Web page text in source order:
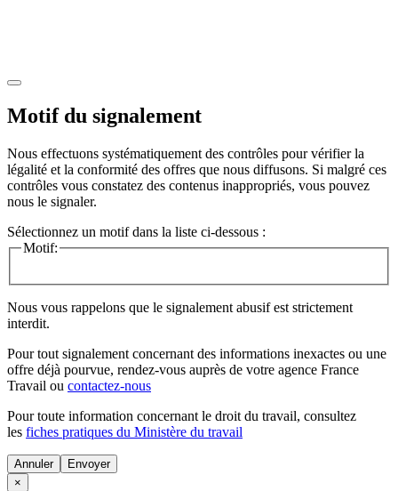
Motif du signalement
Nous effectuons systématiquement des contrôles pour vérifier la
légalité et la conformité des offres que nous diffusons. Si malgré ces
contrôles vous constatez des contenus inappropriés, vous pouvez
nous le signaler.
Sélectionnez un motif dans la liste ci-dessous :
Motif:
Nous vous rappelons que le signalement abusif est strictement
interdit.
Pour tout signalement concernant des informations inexactes ou une
offre déjà pourvue, rendez-vous auprès de votre agence France
Travail ou contactez-nous
Pour toute information concernant le droit du travail, consultez
les fiches pratiques du Ministère du travail
Annuler
×